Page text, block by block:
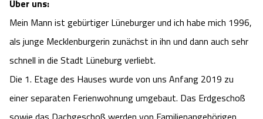
Urlaub auf dem Bauernhof
Urlaub mit Hund
Last Minute
Kutschen
Regionale Küche
Tiere
Wildpark Lüneburger Heide
Wildpark Schwarze Berge
Otter Zentrum
Veranstaltungen
Shopping Celle
Kulinarisches Celle
Über uns:
Mein Mann ist gebürtiger Lüneburger und ich habe mich 1996,
als junge Mecklenburgerin zunächst in ihn und dann auch sehr
schnell in die Stadt Lüneburg verliebt.
Die 1. Etage des Hauses wurde von uns Anfang 2019 zu
einer separaten Ferienwohnung umgebaut. Das Erdgeschoß